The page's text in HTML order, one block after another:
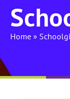
Home »